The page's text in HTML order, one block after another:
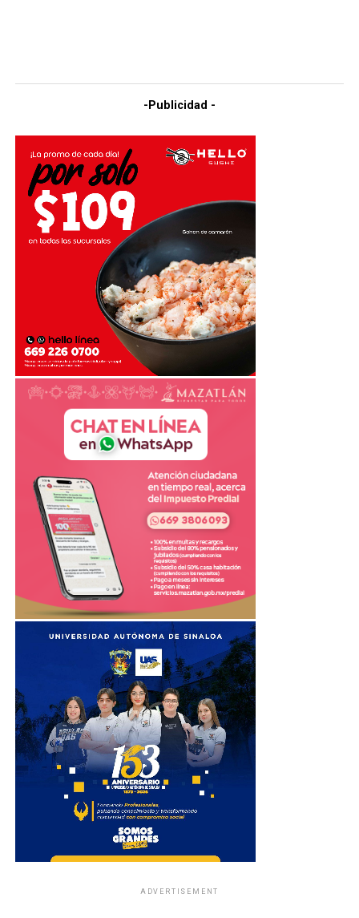
-Publicidad -
ADVERTISEMENT